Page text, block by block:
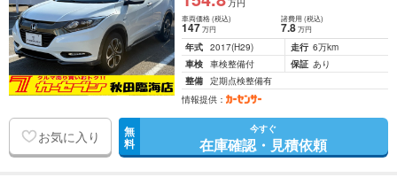
万円
車両価格(税込)
147万円
諸費用 (税込)
7.8 万円
年式 2017(H29) 走行 6万km
車検 車検整備付 保証 あり
整備 定期点検整備有
情報提供：
お気に入り 無
料
今すぐ
在庫確認・見積依頼